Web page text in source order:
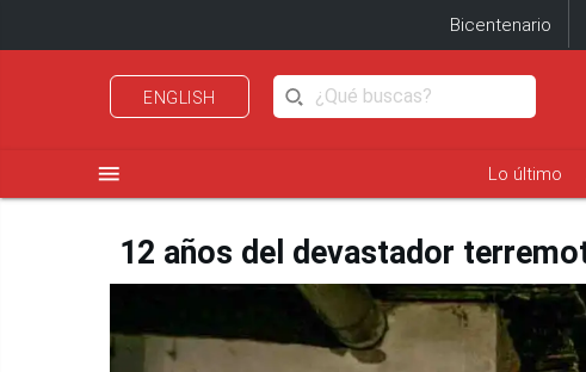
Bicentenario
ENGLISH
menu Lo último
12 años del devastador